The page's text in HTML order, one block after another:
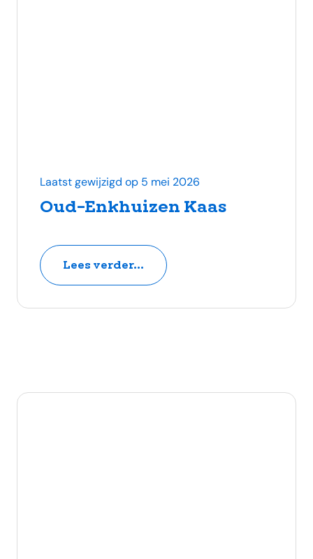
Oud-Enkhuizen Kaas
Laatst gewijzigd op 5 mei 2026
Lees verder...